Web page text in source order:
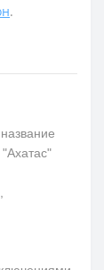
.
название